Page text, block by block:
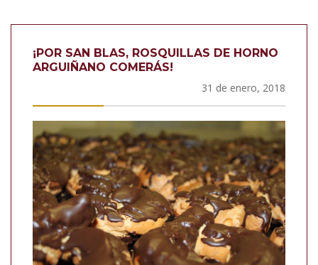
¡POR SAN BLAS, ROSQUILLAS DE HORNO
ARGUIÑANO COMERÁS!
31 de enero, 2018